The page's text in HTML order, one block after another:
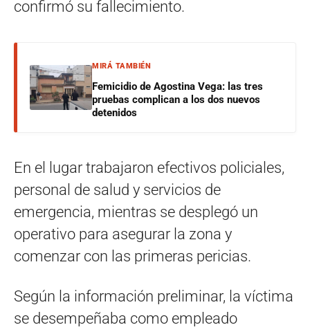
confirmó su fallecimiento.
MIRÁ TAMBIÉN
Femicidio de Agostina Vega: las tres
pruebas complican a los dos nuevos
detenidos
En el lugar trabajaron efectivos policiales,
personal de salud y servicios de
emergencia, mientras se desplegó un
operativo para asegurar la zona y
comenzar con las primeras pericias.
Según la información preliminar, la víctima
se desempeñaba como empleado